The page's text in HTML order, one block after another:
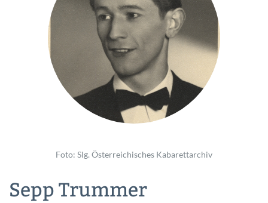
Foto: Slg. Österreichisches Kabarettarchiv
Sepp Trummer